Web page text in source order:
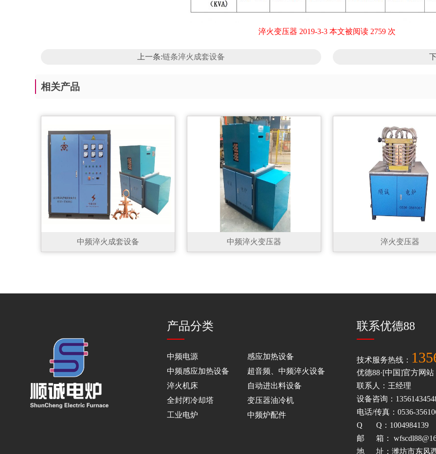
淬火变压器 2019-3-3 本文被阅读 2759 次
上一条:链条淬火成套设备
相关产品
中频淬火成套设备 中频淬火变压器 淬火变压器
产品分类
中频电源
感应加热设备
中频感应加热设备
超音频、中频淬火设备
淬火机床
自动进出料设备
全封闭冷却塔
变压器油冷机
工业电炉
中频炉配件
联系优德88
技术服务热线：
优德88·[中国]官方网
联系人：王经理
设备咨询：
电话/传真：0536-
Q Q：1004984139
邮 箱：
地 址：潍坊市东风西街